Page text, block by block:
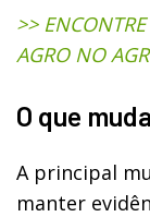
>>
AGRO NO
O que
A principal
manter